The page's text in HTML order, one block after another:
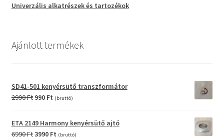
Univerzális alkatrészek és tartozékok
Ajánlott termékek
SD41-501 kenyérsütő transzformátor
2990Ft Original
was:
2990 Ft.
990 FtCurrent
990 Ft.
(bruttó)
ETA 2149 Harmony kenyérsütő ajtó
6990FtOriginal
3990 FtCurrent
(bruttó)